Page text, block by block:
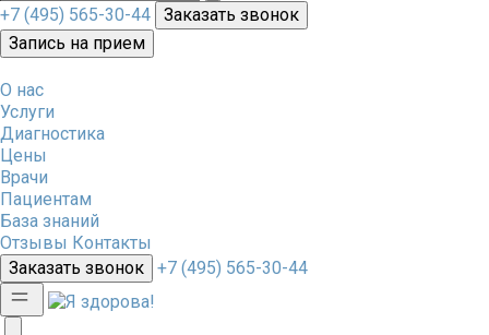
+7 (495) 565-30-44
Заказать звонок
Запись на прием
О нас
Услуги
Диагностика
Цены
Врачи
Пациентам
База знаний
Отзывы Контакты
Заказать звонок
+7 (495) 565-30-44